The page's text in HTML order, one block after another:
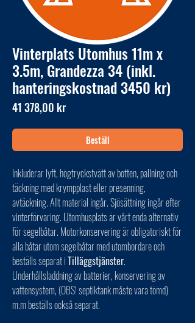
Vinterplats Utomhus 11m x
3.5m, Grandezza 34 (inkl.
hanteringskostnad 3450 kr)
41 378,00 krPris
Beställ
Inkluderar lyft, högtryckstvätt av botten, pallning och
täckning med krympplast eller presenning,
avtäckning. Allt material ingår. Sjösättning ingår efter
vinterförvaring. Utomhusplats är vårt enda alternativ
för segelbåtar. Motorkonservering är obligatoriskt för
alla båtar utom segelbåtar med utombordare och
beställs separat iTilläggstjänster.
Underhållsladdning av batterier, konservering av
vattensystem, (OBS! septiktank måste vara tömd)
m.m beställs också separat.